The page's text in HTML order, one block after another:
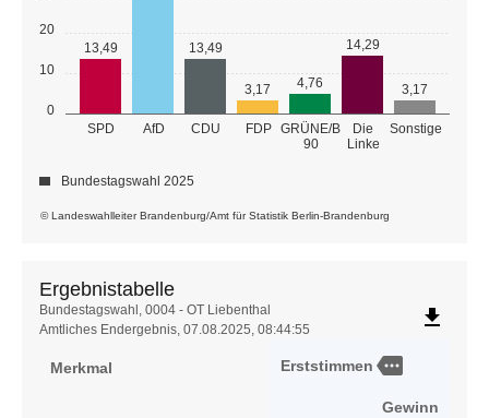
0
10
20
SPD AfD CDU FDP GRÜNE/B
90
Die
Linke
Sonstige
13,49 13,49
3,17 4,76
14,29
3,17
© Landeswahlleiter Brandenburg/Amt für Statistik Berlin-Brandenburg
Bundestagswahl 2025
Ergebnistabelle
Ergebnistabelle
Bundestagswahl, 0004 - OT Liebenthal
Amtliches Endergebnis, 07.08.2025, 08:44:55
file_download
Merkmal Erststimmen more
Gewinn